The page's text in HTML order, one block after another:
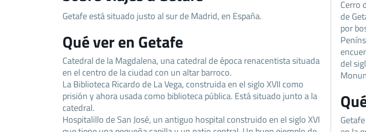
Getafe está situado justo al sur de Madrid, en España.
Qué ver en Getafe
Catedral de la Magdalena, una catedral de época renacentista situada
en el centro de la ciudad con un altar barroco.
La Biblioteca Ricardo de La Vega, construida en el siglo XVII como
prisión y ahora usada como biblioteca pública. Está situado junto a la
catedral.
Hospitalillo de San José, un antiguo hospital construido en el siglo XVI
Cerro
de
por
del